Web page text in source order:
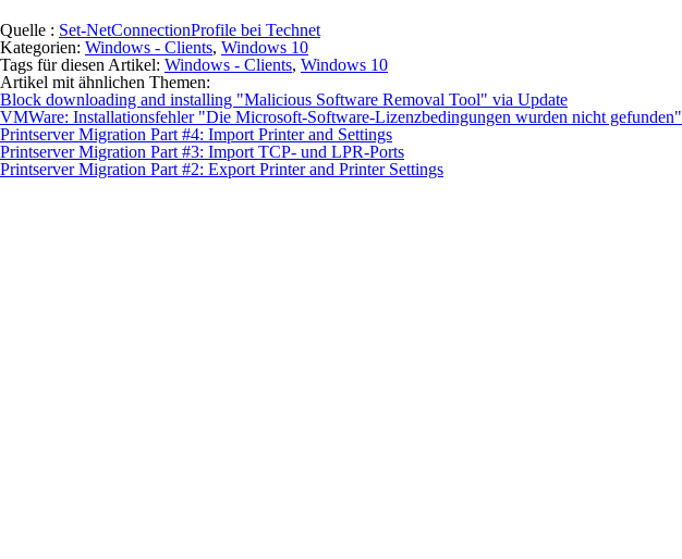
Quelle : Set-NetConnectionProfile bei Technet
Kategorien: Windows - Clients, Windows 10
Tags für diesen Artikel: Windows - Clients, Windows 10
Artikel mit ähnlichen Themen:
Block downloading and installing "Malicious Software Removal Tool" via Update
VMWare: Installationsfehler "Die Microsoft-Software-Lizenzbedingungen wurden nicht gefunden"
Printserver Migration Part #4: Import Printer and Settings
Printserver Migration Part #3: Import TCP- und LPR-Ports
Printserver Migration Part #2: Export Printer and Printer Settings